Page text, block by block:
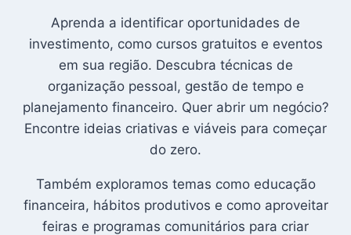
Aprenda a identificar oportunidades de
investimento, como cursos gratuitos e eventos
em sua região. Descubra técnicas de
organização pessoal, gestão de tempo e
planejamento financeiro. Quer abrir um negócio?
Encontre ideias criativas e viáveis para começar
do zero.
Também exploramos temas como educação
financeira, hábitos produtivos e como aproveitar
feiras e programas comunitários para criar